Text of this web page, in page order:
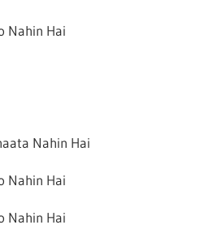
Nahin Hai
Nahin Hai
Nahin Hai
Nahin Hai